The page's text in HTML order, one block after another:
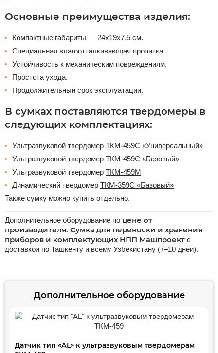
Основные преимущества изделия:
Компактные габариты — 24х19х7,5 см.
Специальная влагоотталкивающая пропитка.
Устойчивость к механическим повреждениям.
Простота ухода.
Продолжительный срок эксплуатации.
В сумках поставляются твердомеры в
следующих комплектациях:
Ультразвуковой твердомер ТКМ-459C «Универсальный»
Ультразвуковой твердомер ТКМ-459C «Базовый»
Ультразвуковой твердомер ТКМ-459М
Динамический твердомер ТКМ-359С «Базовый»
Также сумку можно купить отдельно.
Дополнительное оборудование по цене от
производителя: Сумка для переноски и хранения
приборов и комплектующих НПП Машпроект с
доставкой по Ташкенту и всему Узбекистану (7–10 дней).
Дополнительное оборудование
Датчик тип «АL» к ультразвуковым твердомерам